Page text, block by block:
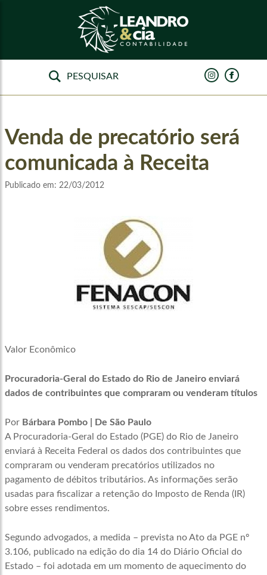
Venda de precatório será
comunicada à Receita
Publicado em: 22/03/2012
Valor Econômico
Procuradoria-Geral do Estado do Rio de Janeiro enviará
dados de contribuintes que compraram ou venderam títulos
Por Bárbara Pombo | De São Paulo
A Procuradoria-Geral do Estado (PGE) do Rio de Janeiro
enviará à Receita Federal os dados dos contribuintes que
compraram ou venderam precatórios utilizados no
pagamento de débitos tributários. As informações serão
usadas para fiscalizar a retenção do Imposto de Renda (IR)
sobre esses rendimentos.
Segundo advogados, a medida – prevista no Ato da PGE nº
3.106, publicado na edição do dia 14 do Diário Oficial do
Estado – foi adotada em um momento de aquecimento do